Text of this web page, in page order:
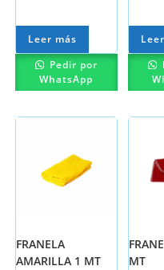
Leer más
Pedir por
WhatsApp
FRANELA
AMARILLA 1 MT
MT